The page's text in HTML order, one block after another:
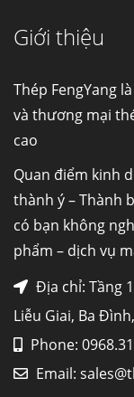
Giới thiệu
Thép FengYang
và thương mại
cao
Quan điểm kinh
thành ý – Thành
có bạn không
phẩm – dịch vụ
Địa chỉ: Tầng
Liễu Giai, Ba
Phone:
Email: